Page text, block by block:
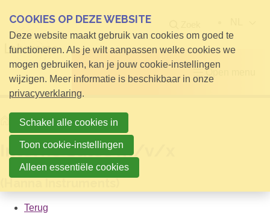
Open menu
HomeInterne Sales m/v/x
Interne Sales m/v/x
Terug
COOKIES OP DEZE WEBSITE
Deze website maakt gebruik van cookies om goed te
functioneren. Als je wilt aanpassen welke cookies we
mogen gebruiken, kan je jouw cookie-instellingen
wijzigen. Meer informatie is beschikbaar in onze
privacyverklaring.
Schakel alle cookies in
Toon cookie-instellingen
Alleen essentiële cookies